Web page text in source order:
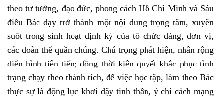
theo tư tưởng, đạo đức, phong cách Hồ Chí Minh và Sáu
điều Bác dạy trở thành một nội dung trọng tâm, xuyên
suốt trong sinh hoạt định kỳ của tổ chức đảng, đơn vị,
các đoàn thể quần chúng. Chú trọng phát hiện, nhân rộng
điển hình tiên tiến; đồng thời kiên quyết khắc phục tình
trạng chạy theo thành tích, để việc học tập, làm theo Bác
thực sự là động lực khơi dậy tinh thần, ý chí cách mạng